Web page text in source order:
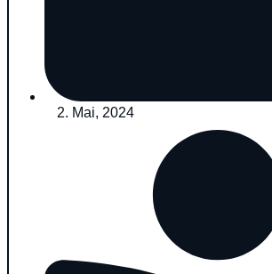
2. Mai, 2024